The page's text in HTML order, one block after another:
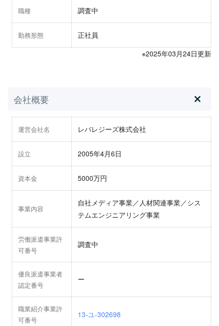
職種 調査中
勤務形態
正社員
※2025年03月24日更新
会社概要
運営会社名 レバレジーズ株式会社
設立 2005年4月6日
資本金 5000万円
事業内容
自社メディア事業／人材関連事業／シス
テムエンジニアリング事業
労働派遣事業許
可番号
調査中
優良派遣事業者
認定番号
ー
職業紹介事業許
可番号
13-ユ-302698